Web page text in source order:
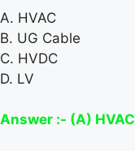
A. HVAC
B. UG Cable
C. HVDC
D. LV
Answer :- (A) HVAC